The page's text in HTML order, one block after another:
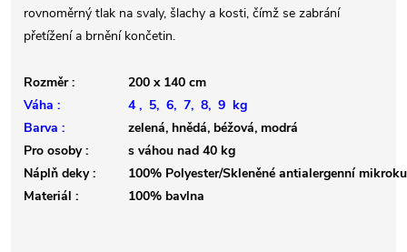
rovnoměrný tlak na svaly, šlachy a kosti, čímž se zabrání
přetížení a brnění končetin.
Rozměr :
200 x 140 cm
Váha :
4 , 5, 6, 7, 8, 9 kg
Barva :
zelená, hnědá, béžová, modrá
Pro osoby :
s váhou nad 40 kg
Náplň deky :
100% Polyester/Skleněné antialergenní
Materiál :
100% bavlna